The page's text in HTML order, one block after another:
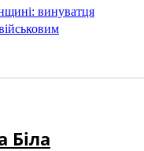
винуватця
Біла